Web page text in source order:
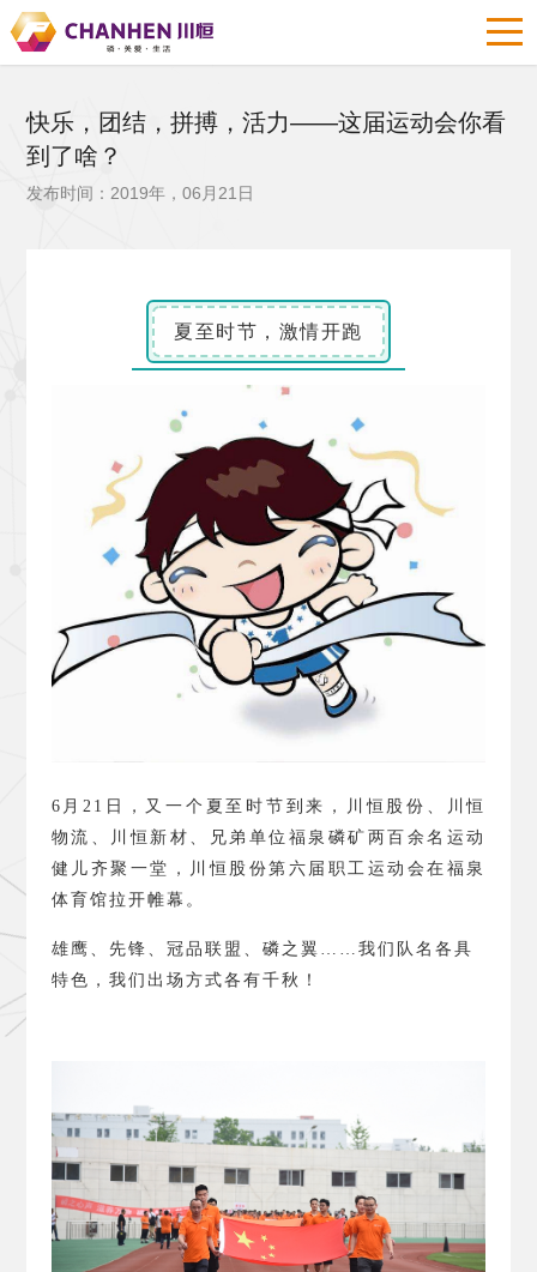
快乐，团结，拼搏，活力——这届运动会你看
到了啥？
发布时间：2019年，06月21日
夏至时节，激情开跑
6 月 21 日，又一个夏至时节到来，川恒股份、川恒
物流、川恒新材、兄弟单位福泉磷矿两百余名运动
健儿齐聚一堂，川恒股份第六届职工运动会在福泉
体育馆拉开帷幕。
雄鹰、先锋、冠品联盟、磷之翼……我们队名各具
特色，我们出场方式各有千秋！